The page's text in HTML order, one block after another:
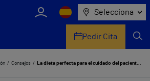
Selecciona
Pedir Cita
Consejos La dieta perfecta para el cuidado del paciente renal